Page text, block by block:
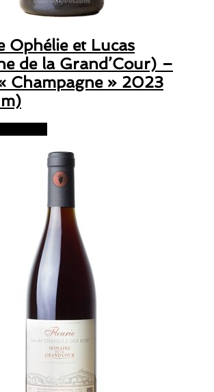
Ophélie et Lucas
de la Grand’Cour) –
Champagne » 2023